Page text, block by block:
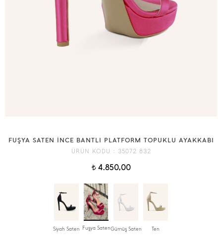
FUŞYA SATEN İNCE BANTLI PLATFORM TOPUKLU AYAKKABI
ÜRÜN KODU : 35072 832
t4.850,00
Siyah Saten Fuşya SatenGümüş Saten Ten